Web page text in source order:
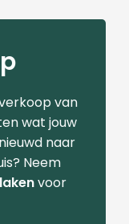
van
wat jouw
naar
Neem
voor